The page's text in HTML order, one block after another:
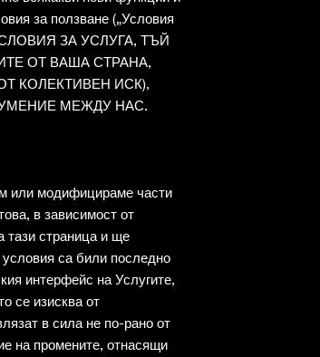
за ползване („Условия
ЗА УСЛУГА, ТЪЙ
ОТ ВАША СТРАНА,
КОЛЕКТИВЕН ИСК),
МЕЖДУ НАС.
или модифицираме части
в зависимост от
тази страница и ще
условия са били последно
интерфейс на Услугите,
се изисква от
в сила не по-рано от
на промените, отнасящи